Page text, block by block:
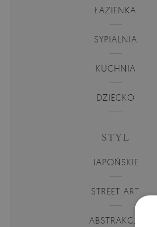
ŁAZIENKA
SYPIALNIA
KUCHNIA
DZIECKO
STYL
JAPOŃSKIE
STREET ART
ABSTRAKCJE